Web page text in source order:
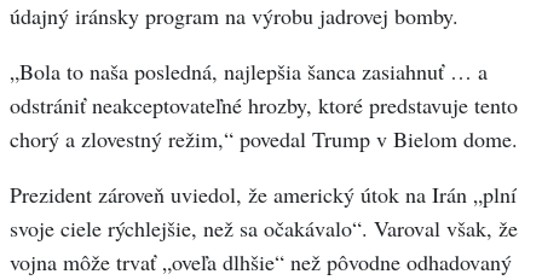
údajný iránsky program na výrobu jadrovej bomby.
„Bola to naša posledná, najlepšia šanca zasiahnuť … a
odstrániť neakceptovateľné hrozby, ktoré predstavuje tento
chorý a zlovestný režim,“ povedal Trump v Bielom dome.
Prezident zároveň uviedol, že americký útok na Irán „plní
svoje ciele rýchlejšie, než sa očakávalo“. Varoval však, že
vojna môže trvať „oveľa dlhšie“ než pôvodne odhadovaný